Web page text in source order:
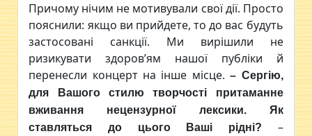
Причому нічим не мотивували свої дії. Просто
пояснили: якщо ви прийдете, то до вас будуть
застосовані санкції. Ми вирішили не
ризикувати здоров’ям нашої публіки й
перенесли концерт на інше місце.– Сергію,
для Вашого стилю творчості притаманне
вживання нецензурної лексики. Як
ставляться до цього Ваші рідні?
–